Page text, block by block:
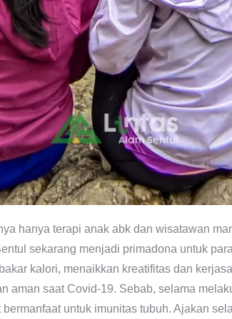
hanya terapi anak abk dan wisatawan
sekarang menjadi primadona untuk
kalori, menaikkan kreatifitas dan
aman saat Covid-19. Sebab, selama
untuk imunitas tubuh. Ajakan